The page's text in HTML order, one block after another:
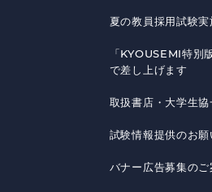
夏の教員採用試験実
「KYOUSEMI特別
で差し上げます
取扱書店・大学生協
試験情報提供のお願
バナー広告募集のご